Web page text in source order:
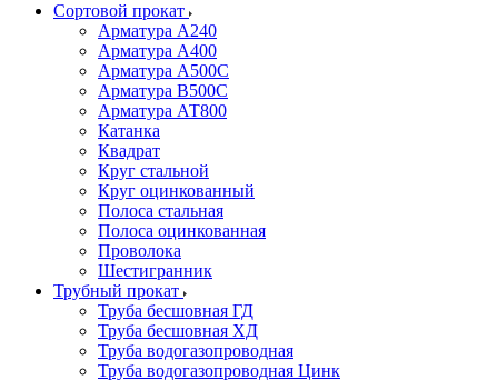
Сортовой прокат
Арматура А240
Арматура А400
Арматура А500C
Арматура В500С
Арматура АТ800
Катанка
Квадрат
Круг стальной
Круг оцинкованный
Полоса стальная
Полоса оцинкованная
Проволока
Шестигранник
Трубный прокат
Труба бесшовная ГД
Труба бесшовная ХД
Труба водогазопроводная
Труба водогазопроводная Цинк